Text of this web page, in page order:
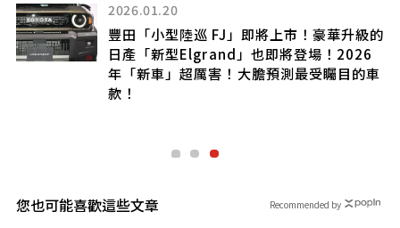
2026.01.20
豐田「小型陸巡 FJ」即將上市！豪華升級的
日產「新型Elgrand」也即將登場！2026
年「新車」超厲害！大膽預測最受矚目的車
款！
您也可能喜歡這些文章 Recommended by